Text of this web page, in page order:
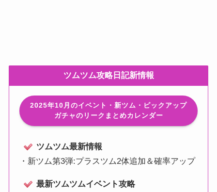
ツムツム攻略日記新情報
2025年10月のイベント・新ツム・ピックアップ
ガチャのリークまとめカレンダー
ツムツム最新情報
・ 新ツム第3弾:プラスツム2体追加＆確率アップ
最新ツムツムイベント攻略